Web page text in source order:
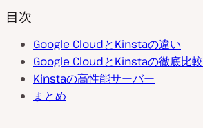
目次
Google CloudとKinstaの違い
Google CloudとKinstaの徹底比較
Kinstaの高性能サーバー
まとめ